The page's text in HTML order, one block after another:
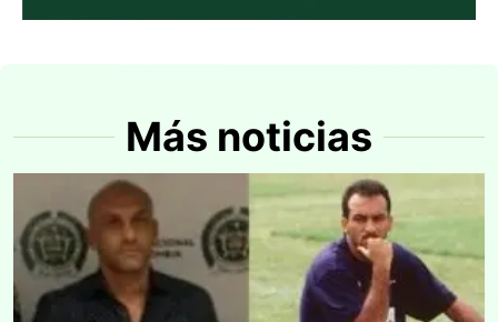
Más noticias